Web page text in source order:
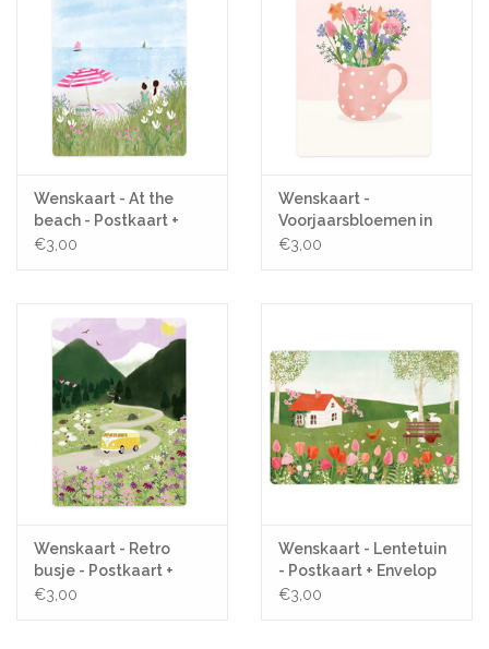
Wenskaart - At the
beach - Postkaart +
Envelop
€3,00
Wenskaart -
Voorjaarsbloemen in
Stippenkannetje -
€3,00
Wenskaart - Retro
busje - Postkaart +
Envelop
€3,00
Wenskaart - Lentetuin
- Postkaart + Envelop
€3,00